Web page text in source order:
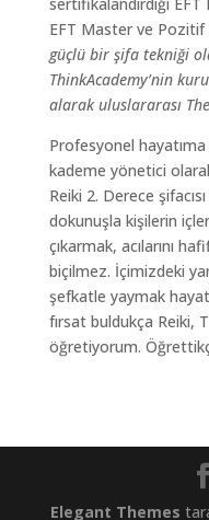
EFT Master ve
güçlü bir şifa tekniği
ThinkAcademy’nin
alarak uluslararası
Profesyonel
kademe yönetici
Reiki 2. Derece
dokunuşla kişilerin
çıkarmak, acılarını
biçilmez. İçimizdeki
şefkatle yaymak
fırsat buldukça Reiki,
öğretiyorum.
Elegant Themes